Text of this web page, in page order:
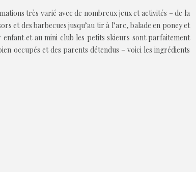
très varié avec de nombreux jeux et activités – de la
et des barbecues jusqu’au tir à l’arc, balade en poney et
et au mini club les petits skieurs sont parfaitement
occupés et des parents détendus – voici les ingrédients